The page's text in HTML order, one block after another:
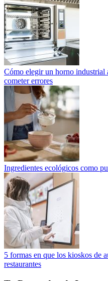
Cómo elegir un horno industrial
cometer errores
Ingredientes ecológicos como
5 formas en que los kioskos de
restaurantes